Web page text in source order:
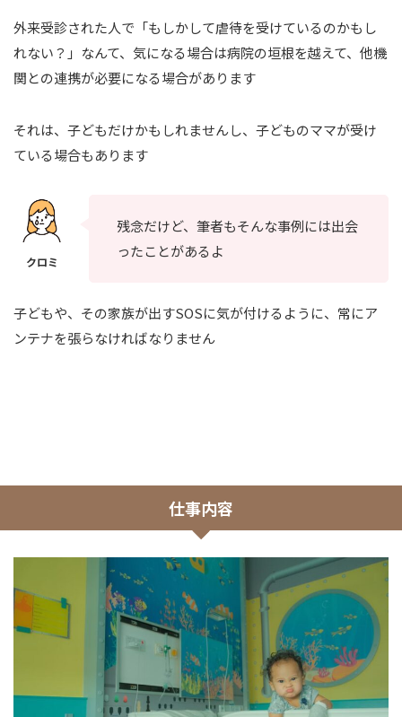
外来受診された人で「もしかして虐待を受けているのかもし
れない？」なんて、気になる場合は病院の垣根を越えて、他機
関との連携が必要になる場合があります
それは、子どもだけかもしれませんし、子どものママが受け
ている場合もあります
残念だけど、筆者もそんな事例には出会
ったことがあるよ
子どもや、その家族が出すSOSに気が付けるように、常にア
ンテナを張らなければなりません
仕事内容